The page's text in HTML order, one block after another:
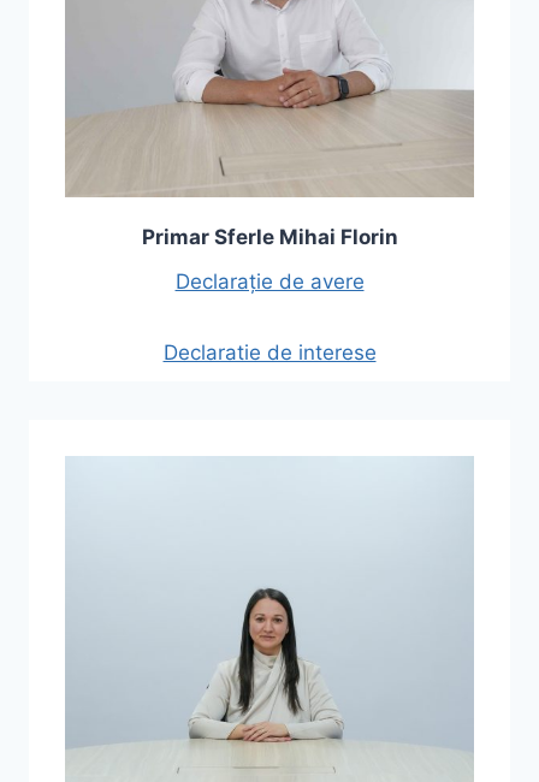
Primar Sferle Mihai Florin
Declarație de avere
Declaratie de interese